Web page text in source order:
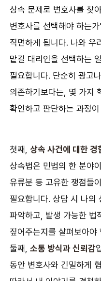
상속 문제로 변호사를 찾
변호사를 선택해야 하는
직면하게 됩니다. 나와 우
맡길 대리인을 선택하는
필요합니다. 단순히 광고
의존하기보다는, 몇 가지
확인하고 판단하는 과정
첫째, 상속 사건에 대한 경
상속법은 민법의 한 분야
유류분 등 고유한 쟁점들
필요합니다. 상담 시 나의
파악하고, 발생 가능한 법
짚어주는지를 살펴보아야
둘째, 소통 방식과 신뢰감
동안 변호사와 긴밀하게